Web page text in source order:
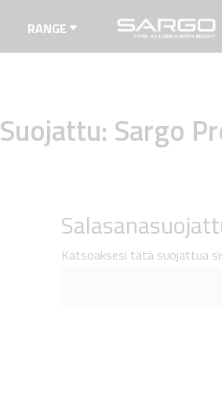
RANGE
Suojattu: Sargo
Katsoaksesi tätä suojattua